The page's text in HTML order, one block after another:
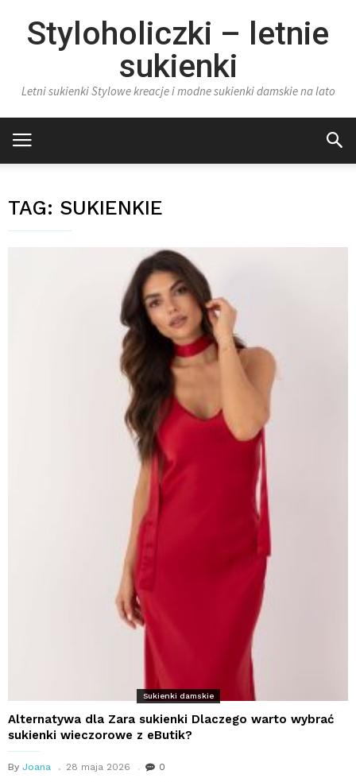
Styloholiczki – letnie
sukienki
Letni sukienki Stylowe kreacje i modne sukienki damskie na lato
TAG: SUKIENKIE
Sukienki damskie
Alternatywa dla Zara sukienki Dlaczego warto wybrać
sukienki wieczorowe z eButik?
By Joana 28 maja 2026 0